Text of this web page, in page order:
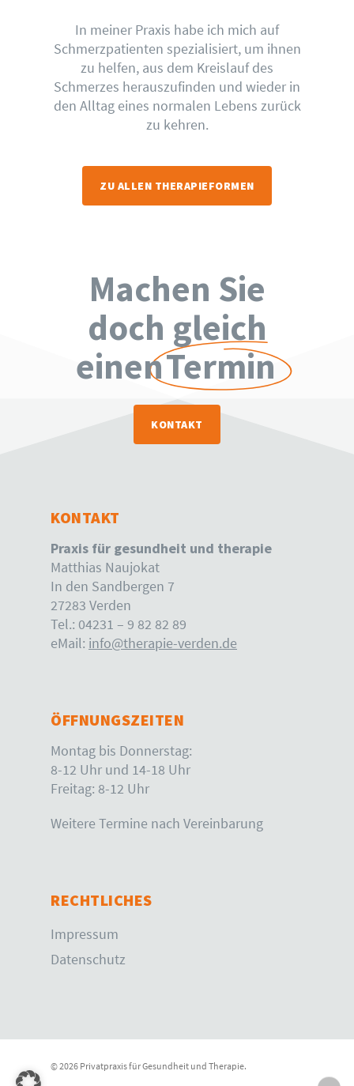
In meiner Praxis habe ich mich auf
Schmerzpatienten spezialisiert, um ihnen
zu helfen, aus dem Kreislauf des
Schmerzes herauszufinden und wieder in
den Alltag eines normalen Lebens zurück
zu kehren.
ZU ALLEN THERAPIEFORMEN
Machen Sie
doch gleich
einenTermin
KONTAKT
KONTAKT
Praxis für gesundheit und therapie
Matthias Naujokat
In den Sandbergen 7
27283 Verden
Tel.: 04231 – 9 82 82 89
eMail: info@therapie-verden.de
ÖFFNUNGSZEITEN
Montag bis Donnerstag:
8-12 Uhr und 14-18 Uhr
Freitag: 8-12 Uhr
Weitere Termine nach Vereinbarung
RECHTLICHES
Impressum
Datenschutz
© 2026 Privatpraxis für Gesundheit und Therapie.